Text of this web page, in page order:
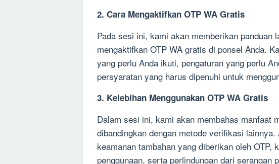
2. Cara Mengaktifkan OTP WA Gratis
Pada sesi ini, kami akan memberikan panduan
mengaktifkan OTP WA gratis di ponsel Anda.
yang perlu Anda ikuti, pengaturan yang perlu
persyaratan yang harus dipenuhi untuk
3. Kelebihan Menggunakan OTP WA Gratis
Dalam sesi ini, kami akan membahas manfaat
dibandingkan dengan metode verifikasi
keamanan tambahan yang diberikan oleh OTP,
penggunaan, serta perlindungan dari serangan